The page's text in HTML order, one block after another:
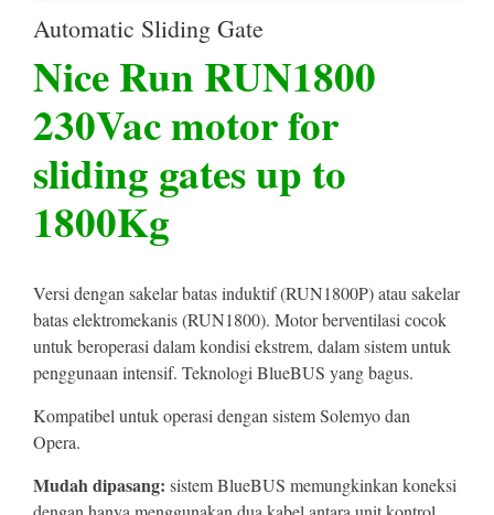
Automatic Sliding Gate
Nice Run RUN1800
230Vac motor for
sliding gates up to
1800Kg
Versi dengan sakelar batas induktif (RUN1800P) atau sakelar
batas elektromekanis (RUN1800). Motor berventilasi cocok
untuk beroperasi dalam kondisi ekstrem, dalam sistem untuk
penggunaan intensif. Teknologi BlueBUS yang bagus.
Kompatibel untuk operasi dengan sistem Solemyo dan
Opera.
Mudah dipasang: sistem BlueBUS memungkinkan koneksi